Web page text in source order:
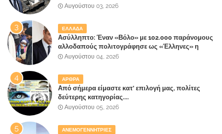
έλαβε 40% και 45% στις εκλογές του 2023,ενώ 50%
Αυγούστου 03, 2026
ΕΛΛΑΔΑ
Ασύλληπτο: Έναν «Βόλο» με 102.000 παράνομους
αλλοδαπούς πολιτογράφησε ως «Έλληνες» η
κυβέρνηση!
Αυγούστου 04, 2026
ΑΡΘΡΑ
Από σήμερα είμαστε κατ' επιλογή μας, πολίτες
δεύτερης κατηγορίας....
Αυγούστου 05, 2026
ΑΝΕΜΟΓΕΝΝΗΤΡΙΕΣ